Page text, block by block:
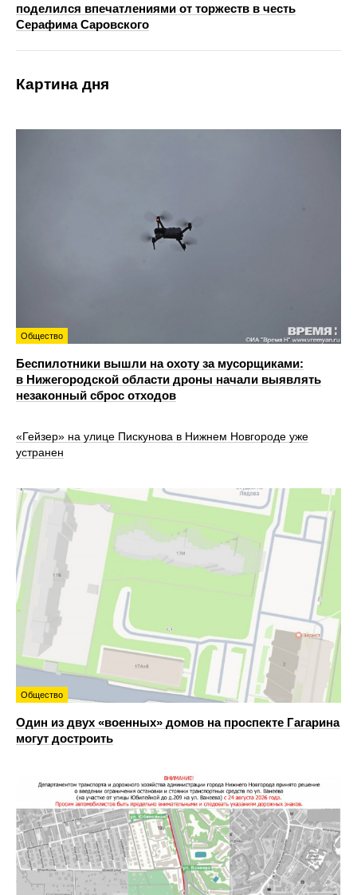
поделился впечатлениями от торжеств в честь
Серафима Саровского
Картина дня
Общество
Беспилотники вышли на охоту за мусорщиками:
в Нижегородской области дроны начали выявлять
незаконный сброс отходов
«Гейзер» на улице Пискунова в Нижнем Новгороде уже
устранен
Общество
Один из двух «военных» домов на проспекте Гагарина
могут достроить